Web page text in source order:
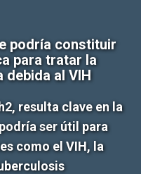
podría constituir
para tratar la
al VIH
resulta clave en la
ser útil para
como el VIH, la